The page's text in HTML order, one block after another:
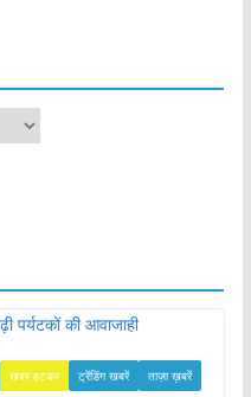
खबर हटकर ट्रेंडिंग खबरें
ताज़ा ख़बरें